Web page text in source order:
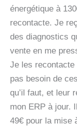
énergétique à
recontacte. Je
des diagnostics
vente en me
Je les recontacte
pas besoin de
qu’il faut, et leur
mon ERP à jour.
49€ pour la mise